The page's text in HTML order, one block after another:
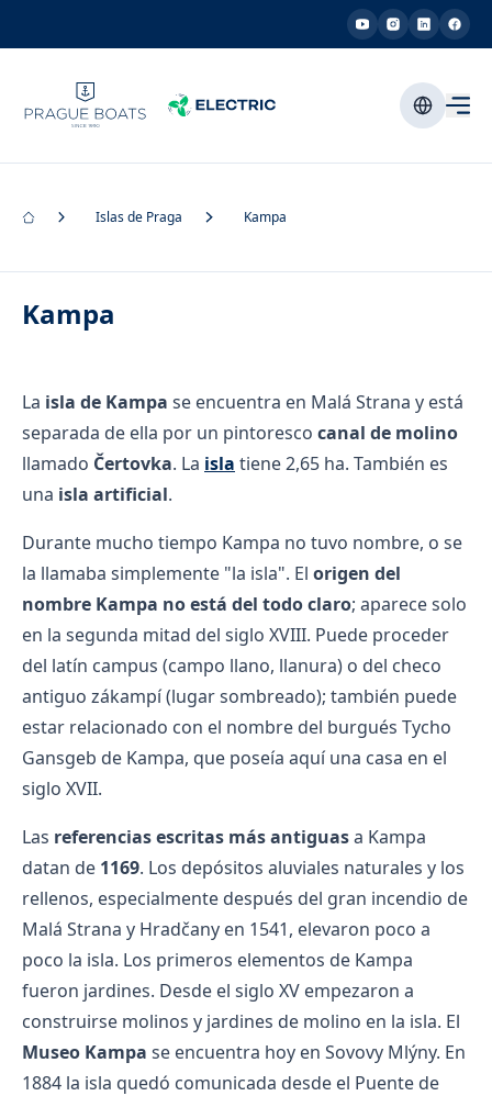
Islas de Praga Kampa
Kampa
La isla de Kampa se encuentra en Malá Strana y está
separada de ella por un pintoresco canal de molino
llamado Čertovka. La isla tiene 2,65 ha. También es
una isla artificial.
Durante mucho tiempo Kampa no tuvo nombre, o se
la llamaba simplemente "la isla". El origen del
nombre Kampa no está del todo claro; aparece solo
en la segunda mitad del siglo XVIII. Puede proceder
del latín campus (campo llano, llanura) o del checo
antiguo zákampí (lugar sombreado); también puede
estar relacionado con el nombre del burgués Tycho
Gansgeb de Kampa, que poseía aquí una casa en el
siglo XVII.
Las referencias escritas más antiguasa Kampa
datan de 1169. Los depósitos aluviales naturales y los
rellenos, especialmente después del gran incendio de
Malá Strana y Hradčany en 1541, elevaron poco a
poco la isla. Los primeros elementos de Kampa
fueron jardines. Desde el siglo XV empezaron a
construirse molinos y jardines de molino en la isla. El
Museo Kampa se encuentra hoy en Sovovy Mlýny. En
1884 la isla quedó comunicada desde el Puente de